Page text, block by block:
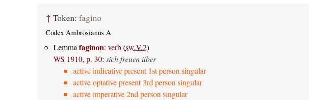
↑ Token: fagino
Codex Ambrosianus A
Lemma faginon: verb(sw.V.2)
WS 1910, p. 30: sich freuen über
active indicative present 1st person singular
active optative present 3rd person singular
active imperative 2nd person singular